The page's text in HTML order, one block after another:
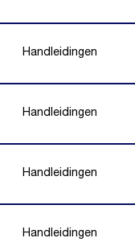
Handleidingen
Handleidingen
Handleidingen
Handleidingen